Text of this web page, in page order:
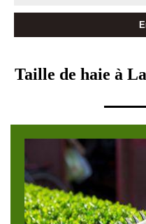
Taille de haie à